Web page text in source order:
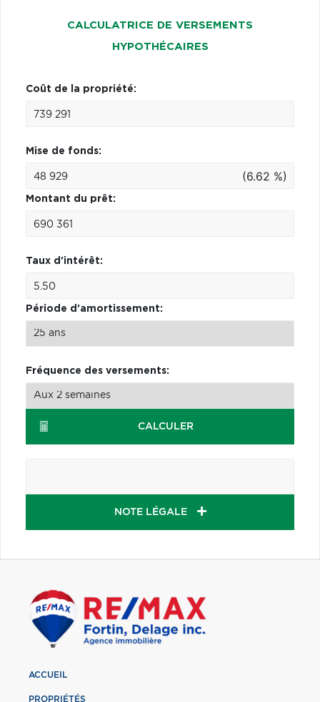
CALCULATRICE DE VERSEMENTS
HYPOTHÉCAIRES
Coût de la propriété:
Mise de fonds:
(6.62 %)
Montant du prêt:
Taux d'intérêt:
Période d'amortissement:
Fréquence des versements:
CALCULER
NOTE LÉGALE
ACCUEIL
PROPRIÉTÉS